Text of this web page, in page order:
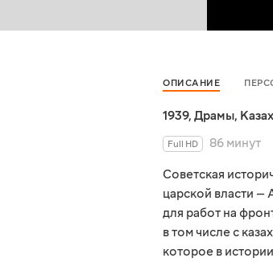
ОПИСАНИЕ
1939, Драмы,
Full HD
86 минут
Советская
царской власти —
для работ на
в том числе с
которое в